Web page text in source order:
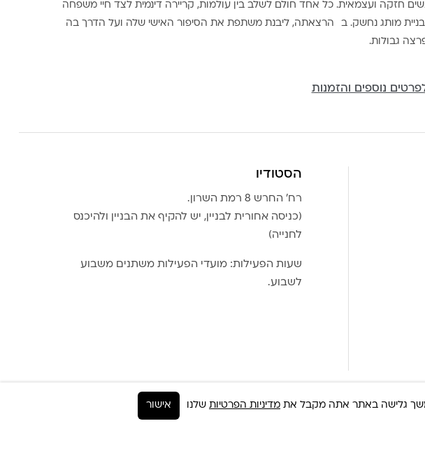
חזקה ועצמאית. כל אחד חולם לשלב בין עולמות, קריירה דינמית לצד חיי משפחה
ובניית מותג נחשק. ב הרצאתה, ליבנת משתפת את הסיפור האישי שלה ועל הדרך בה
גבולות.
נוספים והזמנות
הסטודיו
רח׳ החרש 8 רמת השרון.
(כניסה אחורית לבניין, יש להקיף את הבניין ולהיכנס
לחנייה)
שעות הפעילות: מועדי הפעילות משתנים משבוע
לשבוע.
מדיניות הפרטיות שלנו אישור